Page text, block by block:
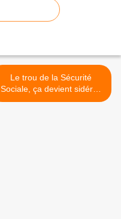
Le trou de la Sécurité
Sociale, ça devient sidéral;
Encore la faute au